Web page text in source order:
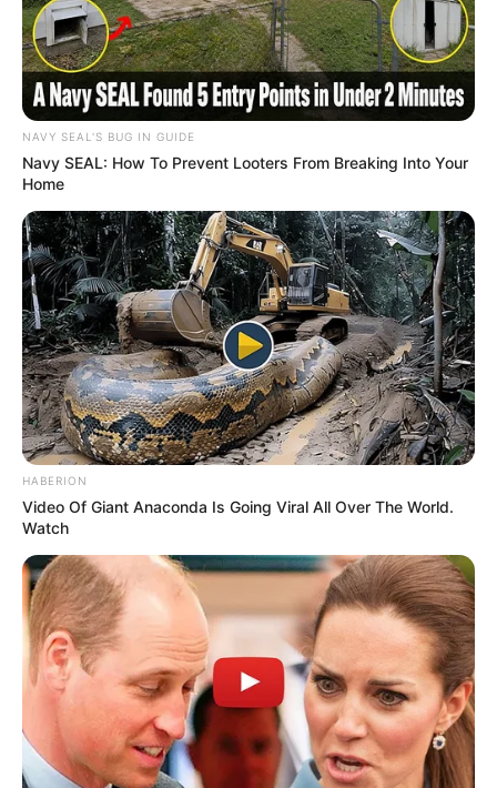
NAVY SEAL'S BUG IN GUIDE
Navy SEAL: How To Prevent Looters From Breaking Into Your
Home
HABERION
Video Of Giant Anaconda Is Going Viral All Over The World.
Watch